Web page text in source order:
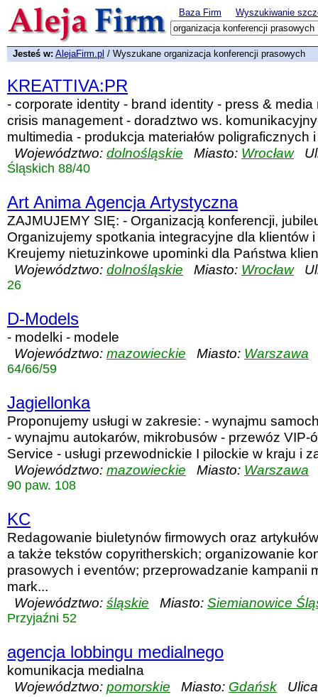
Baza Firm Wyszukiwanie
Jesteś w: AlejaFirm.pl / Wyszukane organizacja konferencji prasowych
KREATTIVA:PR
- corporate identity - brand identity - press & media
crisis management - doradztwo ws.
multimedia - produkcja materiałów poligraficznych
Województwo: dolnośląskie Miasto: Wrocław
Śląskich 88/40
Art Anima Agencja Artystyczna
ZAJMUJEMY SIĘ: - Organizacją konferencji,
Organizujemy spotkania integracyjne dla klientów
Kreujemy nietuzinkowe upominki dla Państwa
Województwo: dolnośląskie Miasto: Wrocław
26
D-Models
- modelki - modele
Województwo: mazowieckie Miasto: Warszawa
64/66/59
Jagiellonka
Proponujemy usługi w zakresie: - wynajmu
- wynajmu autokarów, mikrobusów - przewóz VIP-
Service - usługi przewodnickie I pilockie w kraju i
Województwo: mazowieckie Miasto: Warszawa
90 paw. 108
KC
Redagowanie biuletynów firmowych oraz
a także tekstów copyritherskich; organizowanie
prasowych i eventów; przeprowadzanie kampanii
mark...
Województwo: śląskie Miasto: Siemianowice
Przyjaźni 52
agencja lobbingu medialnego
komunikacja medialna
Województwo: pomorskie Miasto: Gdańsk